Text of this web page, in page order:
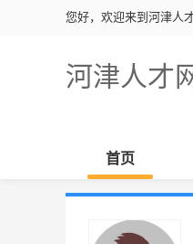
您好，欢迎来到河津人才
河津人才
首页